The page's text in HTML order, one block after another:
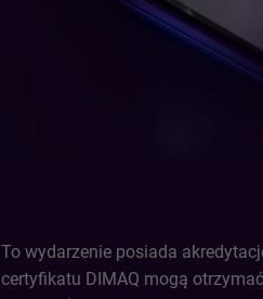
To wydarzenie posiada
certyfikatu DIMAQ mogą